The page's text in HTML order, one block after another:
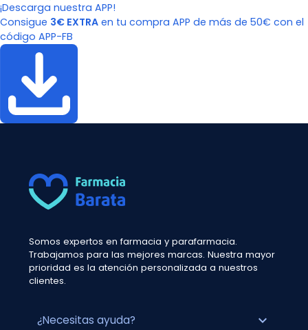
¡Descarga nuestra APP!
Consigue 3€ EXTRA en tu compra APP de más de 50€ con el
código APP-FB
Somos expertos en farmacia y parafarmacia.
Trabajamos para las mejores marcas. Nuestra mayor
prioridad es la atención personalizada a nuestros
clientes.
¿Necesitas ayuda? expand_more